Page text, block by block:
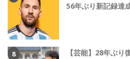
56年ぶり新記録達
【芸能】28年ぶ